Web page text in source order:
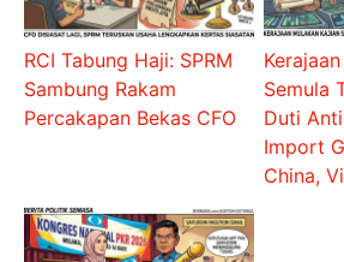
RCI Tabung Haji: SPRM
Sambung Rakam
Percakapan Bekas CFO
Semula
Duti
Import
China,